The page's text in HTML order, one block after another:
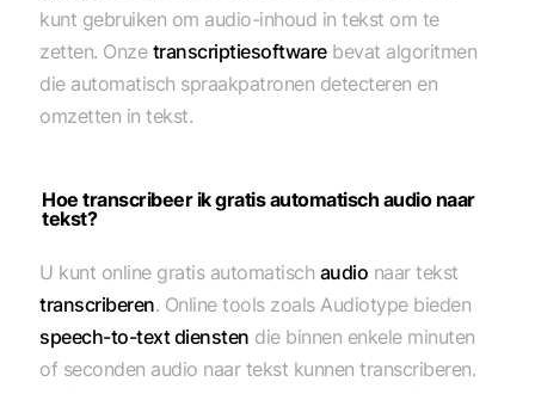
kunt gebruiken om audio-inhoud in tekst om te
zetten. Onze transcriptiesoftwarebevat algoritmen
die automatisch spraakpatronen detecteren en
omzetten in tekst.
Hoe transcribeer ik gratis automatisch audio naar
tekst?
U kunt online gratis automatisch audio naar tekst
transcriberen. Online tools zoals Audiotype bieden
speech-to-text diensten die binnen enkele minuten
of seconden audio naar tekst kunnen transcriberen.